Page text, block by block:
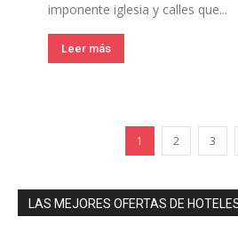
imponente iglesia y calles que...
Leer más
1 2 3
LAS MEJORES OFERTAS DE